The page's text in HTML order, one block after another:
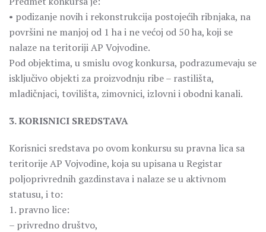
• podizanje novih i rekonstrukcija postojećih ribnjaka, na
površini ne manjoj od 1 ha i ne većoj od 50 ha, koji se
nalaze na teritoriji AP Vojvodine.
Pod objektima, u smislu ovog konkursa, podrazumevaju se
isključivo objekti za proizvodnju ribe – rastilišta,
mladičnjaci, tovilišta, zimovnici, izlovni i obodni kanali.
3. KORISNICI SREDSTAVA
Korisnici sredstava po ovom konkursu su pravna lica sa
teritorije AP Vojvodine, koja su upisana u Registar
poljoprivrednih gazdinstava i nalaze se u aktivnom
statusu, i to:
1. pravno lice:
– privredno društvo,